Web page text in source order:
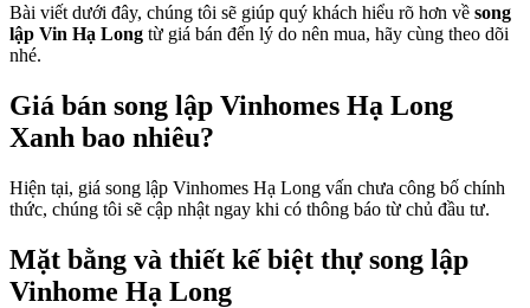
Bài viết dưới đây, chúng tôi sẽ giúp quý khách hiểu rõ hơn về song
lập Vin Hạ Long từ giá bán đến lý do nên mua, hãy cùng theo dõi
nhé.
Giá bán song lập Vinhomes Hạ Long
Xanh bao nhiêu?
Hiện tại, giá song lập Vinhomes Hạ Long vấn chưa công bố chính
thức, chúng tôi sẽ cập nhật ngay khi có thông báo từ chủ đầu tư.
Mặt bằng và thiết kế biệt thự song lập
Vinhome Hạ Long